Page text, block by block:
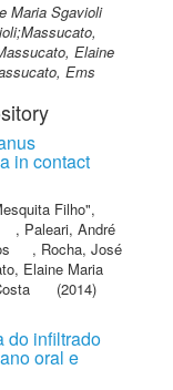
Maria Sgavioli
Elaine
Ems
in contact
Filho",
, Paleari, André
, Rocha, José
Elaine Maria
(2014)
do infiltrado
oral e